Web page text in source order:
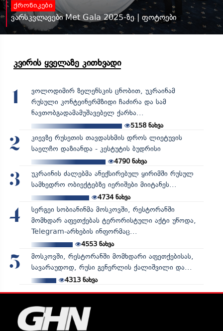
ქრონიკები
ვარსკვლავები Met Gala 2025-ზე | ფოტოები
კვირის ყველაზე კითხვადი
1
ვოლოდიმირ ზელენსკის ცნობით, უკრაინამ
რუსული კონტეინერმზიდი ჩაძირა და სამ
ნავთობგადამამუშავებელ ქარხა...
5158 ნახვა
2
კიევზე რუსეთის თავდასხმის დროს ლიეტუვის
საელჩო დაზიანდა - კესტუტის ბუდრისი
4790ნახვა
3
უკრაინის ძალებმა ანექსირებულ ყირიმში რუსულ
სამხედრო ობიექტებზე იერიშები მიიტანეს...
4734ნახვა
4
სერგეი სობიანინმა მოსკოვში, რესტორანში
მომხდარ აფეთქებას ტერორისტული აქტი უწოდა,
Telegram-არხების ინფორმაც...
4553ნახვა
5
მოსკოვში, რესტორანში მომხდარი აფეთქებისას,
სავარაუდოდ, რუსი გენერლის ქალიშვილი და...
4313ნახვა